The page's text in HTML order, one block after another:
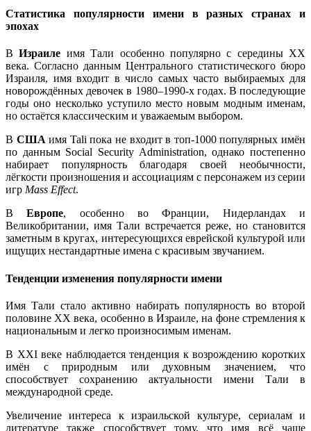
Статистика популярности имени в разных странах и
эпохах
ВИзраиле имя Тали особенно популярно с середины XX
века. Согласно данным Центрального статистического бюро
Израиля, имя входит в число самых часто выбираемых для
новорождённых девочек в 1980–1990-х годах. В последующие
годы оно несколько уступило место новым модным именам,
но остаётся классическим и уважаемым выбором.
В США имя Tali пока не входит в топ-1000 популярных имён
по данным Social Security Administration, однако постепенно
набирает популярность благодаря своей необычности,
лёгкости произношения и ассоциациям с персонажем из серии
игр Mass Effect.
ВЕвропе, особенно во Франции, Нидерландах и
Великобритании, имя Тали встречается реже, но становится
заметным в кругах, интересующихся еврейской культурой или
ищущих нестандартные имена с красивым звучанием.
Тенденции изменения популярности имени
Имя Тали стало активно набирать популярность во второй
половине XX века, особенно в Израиле, на фоне стремления к
национальным и легко произносимым именам.
В XXI веке наблюдается тенденция к возрождению коротких
имён с природным или духовным значением, что
способствует сохранению актуальности имени Тали в
международной среде.
Увеличение интереса к израильской культуре, сериалам и
литературе также способствует тому, что имя всё чаще